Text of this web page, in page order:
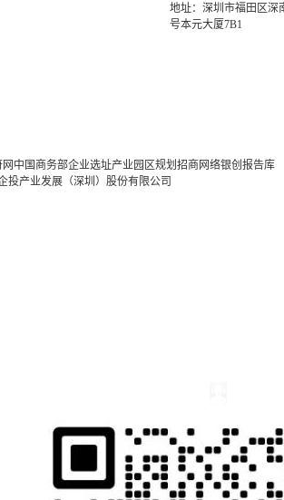
地址：深圳市福田区深
号本元大厦7B1
中国商务部企业选址产业园区规划 招商网络银创报告库
投产业发展（深圳）股份有限公司